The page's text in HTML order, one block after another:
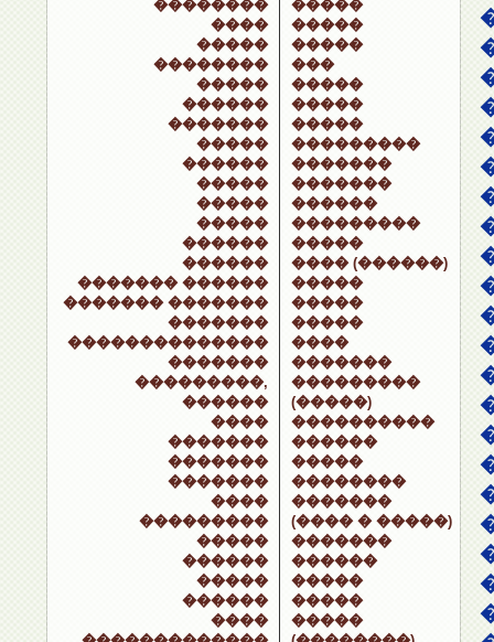
��������
����
�����
��������
�����
������
�������
�����
������
�����
�����
�����
������
������
������� ������
������� �������
�������
��������������
�������
���������,
������
����
�������
�������
�������
����
���������
�����
������
�����
������
����
�����
�����
�����
���
�����
�����
�����
���������
�������
�������
������
���������
�����
���� (������)
�����
�����
�����
����
�������
���������
(�����)
����������
������
�����
��������
�������
(���� � �����)
�������
������
�����
�����
�����